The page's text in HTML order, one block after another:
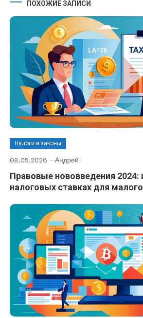
ПОХОЖИЕ ЗАПИСИ
Налоги и законы
08.05.2026 Андрей
Правовые нововведения 2024:
налоговых ставках для